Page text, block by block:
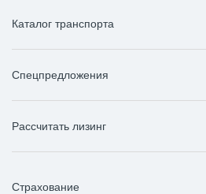
Каталог транспорта
Спецпредложения
Рассчитать лизинг
Страхование